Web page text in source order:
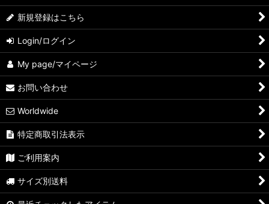
新規登録はこちら
Login/ログイン
My page/マイページ
お問い合わせ
Worldwide
特定商取引法表示
ご利用案内
サイズ別送料